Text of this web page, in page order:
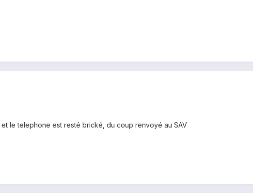
le telephone est resté brické, du coup renvoyé au SAV